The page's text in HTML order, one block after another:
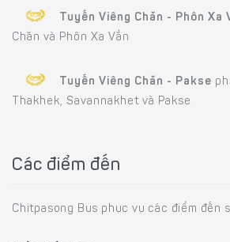
Tuyến Viêng Chăn - Phôn Xa
Chăn và Phôn Xa Vẳn
Tuyến Viêng Chăn - Pakse
Thakhek, Savannakhet và Pakse
Các điểm đến
Chitpasong Bus phục vụ các điểm đến